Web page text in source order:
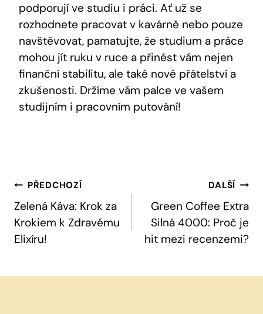
podporují ve studiu i práci. Ať už se
rozhodnete pracovat v kavárně nebo pouze
navštěvovat, pamatujte, že studium a práce
mohou jít ruku v ruce a přinést vám nejen
finanční stabilitu, ale také nové přátelství a
zkušenosti. Držíme vám palce ve vašem
studijním i pracovním putování!
Navigace
Pro
Příspěvek
PŘEDCHOZÍ
Zelená Káva: Krok za
Krokiem k Zdravému
Elixíru!
DALŠÍ
Green Coffee Extra
Silná 4000: Proč je
hit mezi recenzemi?